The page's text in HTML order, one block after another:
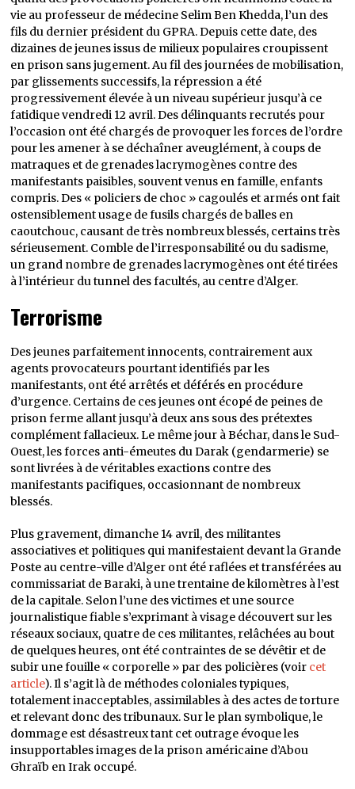
vie au professeur de médecine Selim Ben Khedda, l’un des
fils du dernier président du GPRA. Depuis cette date, des
dizaines de jeunes issus de milieux populaires croupissent
en prison sans jugement. Au fil des journées de mobilisation,
par glissements successifs, la répression a été
progressivement élevée à un niveau supérieur jusqu’à ce
fatidique vendredi 12 avril. Des délinquants recrutés pour
l’occasion ont été chargés de provoquer les forces de l’ordre
pour les amener à se déchaîner aveuglément, à coups de
matraques et de grenades lacrymogènes contre des
manifestants paisibles, souvent venus en famille, enfants
compris. Des « policiers de choc » cagoulés et armés ont fait
ostensiblement usage de fusils chargés de balles en
caoutchouc, causant de très nombreux blessés, certains très
sérieusement. Comble de l’irresponsabilité ou du sadisme,
un grand nombre de grenades lacrymogènes ont été tirées
à l’intérieur du tunnel des facultés, au centre d’Alger.
Terrorisme
Des jeunes parfaitement innocents, contrairement aux
agents provocateurs pourtant identifiés par les
manifestants, ont été arrêtés et déférés en procédure
d’urgence. Certains de ces jeunes ont écopé de peines de
prison ferme allant jusqu’à deux ans sous des prétextes
complément fallacieux. Le même jour à Béchar, dans le Sud-
Ouest, les forces anti-émeutes du Darak (gendarmerie) se
sont livrées à de véritables exactions contre des
manifestants pacifiques, occasionnant de nombreux
blessés.
Plus gravement, dimanche 14 avril, des militantes
associatives et politiques qui manifestaient devant la Grande
Poste au centre-ville d’Alger ont été raflées et transférées au
commissariat de Baraki, à une trentaine de kilomètres à l’est
de la capitale. Selon l’une des victimes et une source
journalistique fiable s’exprimant à visage découvert sur les
réseaux sociaux, quatre de ces militantes, relâchées au bout
de quelques heures, ont été contraintes de se dévêtir et de
subir une fouille « corporelle » par des policières (voir cet
article). Il s’agit là de méthodes coloniales typiques,
totalement inacceptables, assimilables à des actes de torture
et relevant donc des tribunaux. Sur le plan symbolique, le
dommage est désastreux tant cet outrage évoque les
insupportables images de la prison américaine d’Abou
Ghraïb en Irak occupé.